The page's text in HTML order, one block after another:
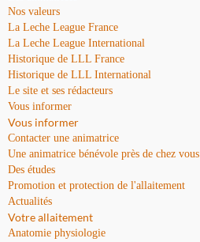
Nos valeurs
La Leche League France
La Leche League International
Historique de LLL France
Historique de LLL International
Le site et ses rédacteurs
Vous informer
Vous informer
Contacter une animatrice
Une animatrice bénévole près de chez vous
Des études
Promotion et protection de l'allaitement
Actualités
Votre allaitement
Anatomie physiologie